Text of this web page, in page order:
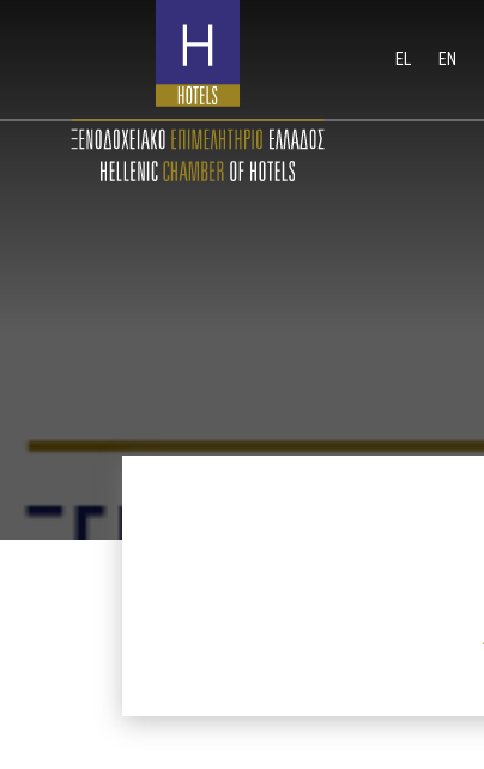
EL EN